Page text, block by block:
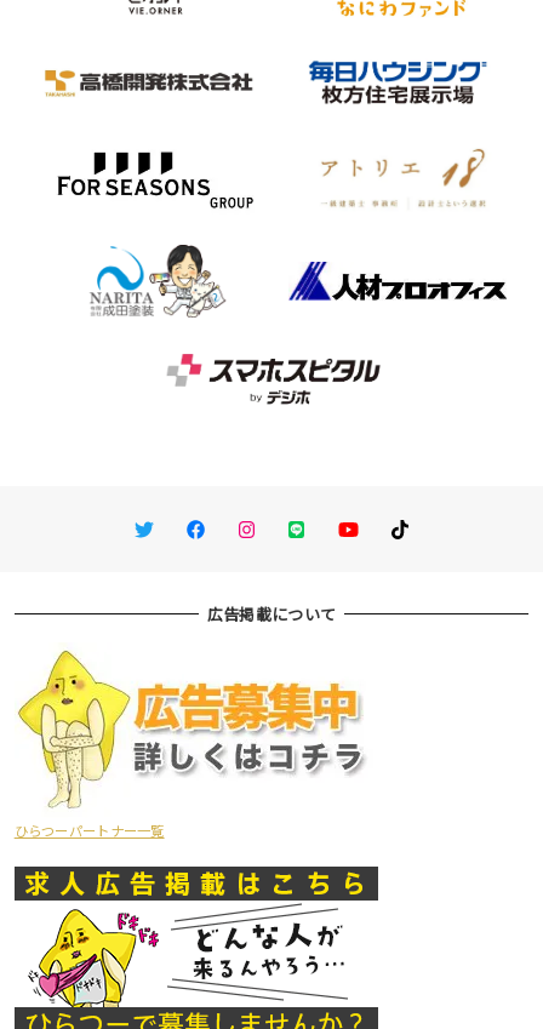
TwitterFacebookInstagram
LINE You TubeTikTok
広告掲載について
ひらつーパートナー一覧